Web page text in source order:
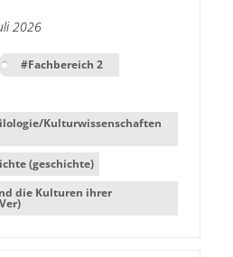
2026
#Fachbereich 2
Kulturwissenschaften
(geschichte)
die Kulturen ihrer